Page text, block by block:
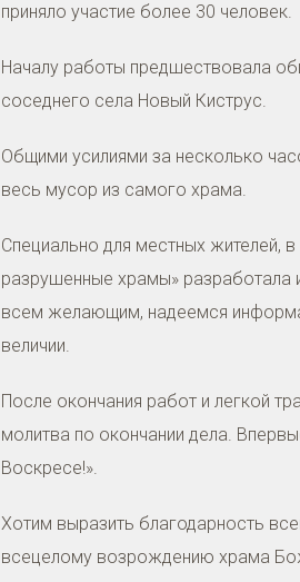
приняло участие более 30 человек.
Началу работы предшествовала
соседнего села Новый Киструс.
Общими усилиями за несколько
весь мусор из самого храма.
Специально для местных жителей,
разрушенные храмы»
всем желающим, надеемся
величии.
После окончания работ и легкой
молитва по окончании дела.
Воскресе!».
Хотим выразить благодарность
всецелому возрождению храма